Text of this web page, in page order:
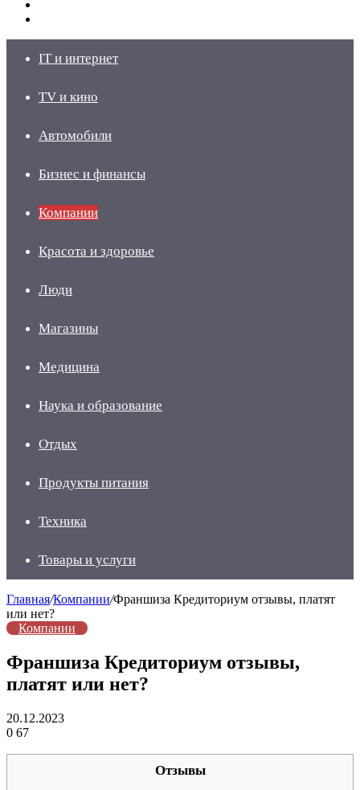
IT и интернет
TV и кино
Автомобили
Бизнес и финансы
Компании
Красота и здоровье
Люди
Магазины
Медицина
Наука и образование
Отдых
Продукты питания
Техника
Товары и услуги
Главная/Компании/Франшиза Кредиториум отзывы, платят
или нет?
Компании
Франшиза Кредиториум отзывы,
платят или нет?
20.12.2023
0 67
Отзывы